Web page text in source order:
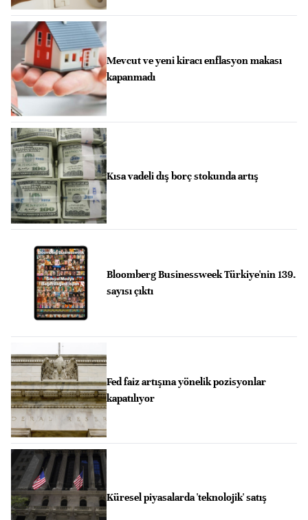
Mevcut ve yeni kiracı enflasyon makası
kapanmadı
Kısa vadeli dış borç stokunda artış
Bloomberg Businessweek Türkiye'nin 139.
sayısı çıktı
Fed faiz artışına yönelik pozisyonlar
kapatılıyor
Küresel piyasalarda 'teknolojik' satış